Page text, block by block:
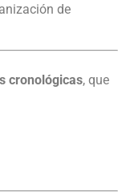
de
cronológicas, que